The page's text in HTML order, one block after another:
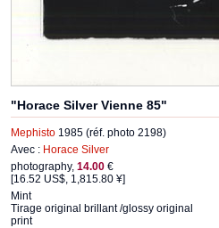
"Horace Silver Vienne 85"
Mephisto 1985 (réf. photo 2198)
Avec : Horace Silver
photography, 14.00 €
[16.52 US$, 1,815.80 ¥]
Mint
Tirage original brillant /glossy original
print